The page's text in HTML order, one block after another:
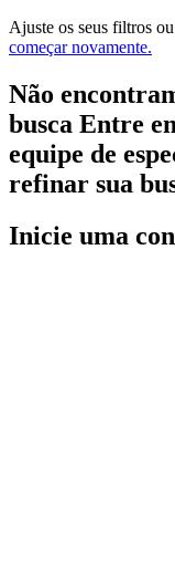
Ajuste os seus filtros ou
começar novamente.
Não
busca Entre
equipe de
refinar sua
Inicie uma